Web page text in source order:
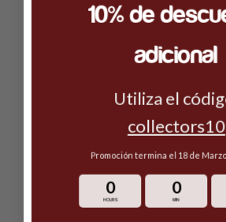
10% de
adicional
Utiliza el
collectors10
Promoción termina el 18 de
0
HOURS
0
MIN
Envío gratuito en ordenes
Estamos disponibles
Pagos 100% seguros y